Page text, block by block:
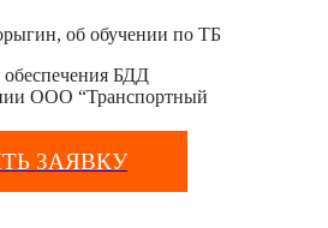
об обучении по ТБ
обеспечения БДД
ООО “Транспортный
ЗАЯВКУ